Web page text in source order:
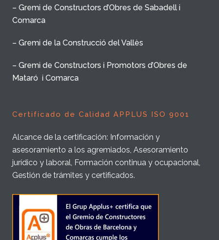
– Gremi de Constructors d’Obres de Sabadell i
Comarca
– Gremi de la Construcció del Vallès
– Gremi de Constructors i Promotors d’Obres de
Mataró i Comarca
Certificado de Calidad APPLUS ISO 9001
Alcance de la certificación: Información y
asesoramiento a los agremiados, Asesoramiento
jurídico y laboral, Formación continua y ocupacional,
Gestión de trámites y certificados.